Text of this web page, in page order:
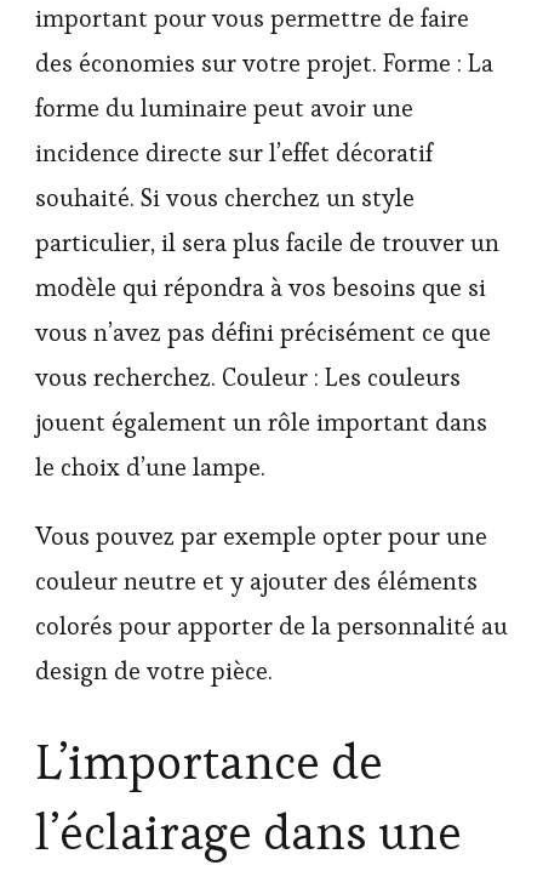
important pour vous permettre de faire
des économies sur votre projet. Forme : La
forme du luminaire peut avoir une
incidence directe sur l’effet décoratif
souhaité. Si vous cherchez un style
particulier, il sera plus facile de trouver un
modèle qui répondra à vos besoins que si
vous n’avez pas défini précisément ce que
vous recherchez. Couleur : Les couleurs
jouent également un rôle important dans
le choix d’une lampe.
Vous pouvez par exemple opter pour une
couleur neutre et y ajouter des éléments
colorés pour apporter de la personnalité au
design de votre pièce.
L’importance de
l’éclairage dans une